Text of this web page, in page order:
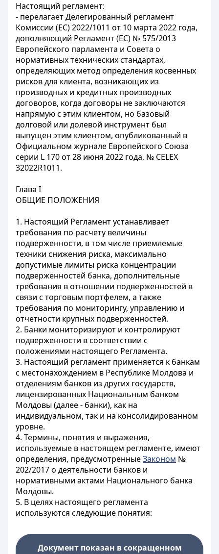
Настоящий регламент:
- перелагает Делегированный регламент
Комиссии (ЕС) 2022/1011 от 10 марта 2022 года,
дополняющий Регламент (ЕС) № 575/2013
Европейского парламента и Совета о
нормативных технических стандартах,
определяющих метод определения косвенных
рисков для клиента, возникающих из
производных и кредитных производных
договоров, когда договоры не заключаются
напрямую с этим клиентом, но базовый
долговой или долевой инструмент был
выпущен этим клиентом, опубликованный в
Официальном журнале Европейского Союза
серии L 170 от 28 июня 2022 года, № CELEX
32022R1011.
Глава I
ОБЩИЕ ПОЛОЖЕНИЯ
1. Настоящий Регламент устанавливает
требования по расчету величины
подверженности, в том числе приемлемые
техники снижения риска, максимально
допустимые лимиты риска концентрации
подверженностей банка, дополнительные
требования в отношении подверженностей в
связи с торговым портфелем, а также
требования по мониторингу, управлению и
отчетности крупных подверженностей.
2. Банки мониторизируют и контролируют
подверженности в соответствии с
положениями настоящего Регламента.
3. Настоящий регламент применяется к банкам
с местонахождением в Республике Молдова и
отделениям банков из других государств,
лицензированных Национальным банком
Молдовы (далее - банки), как на
индивидуальном, так и на консолидированном
уровне.
4. Термины, понятия и выражения,
используемые в настоящем регламенте, имеют
определения, предусмотренныеЗаконом №
202/2017 о деятельности банков и
нормативными актами Национального банка
Молдовы.
5. В целях настоящего регламента
используются следующие понятия:
Документ показан в сокращенном